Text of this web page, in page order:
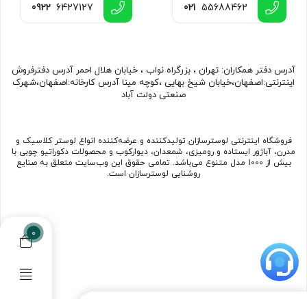
0
021 55688462
0922 6427127
آدرس دفتر همکاران: تهران ، بزرگراه نواب ، خیابان هلال احمر آدرس دفترفروش
اینترنتی:اصفهان،خیابان شیخ بهایی ،کوچه مینا آدرس کارخانه:اصفهان،شهرک
صنعتی دولت آباد
فروشگاه اینترنتی لوسترسازان تولیدکننده و عرضه‌کننده انواع لوستر کلاسیک و
مدرن، آباژور ایستاده و رومیزی، شمعدان، دیوارکوب و محصولات دکوراتیو چوبی با
بیش از 1000 مدل متنوع می‌باشد. تمامی حقوق این وب‌سایت متعلق به صنایع
روشنایی لوسترسازان است.